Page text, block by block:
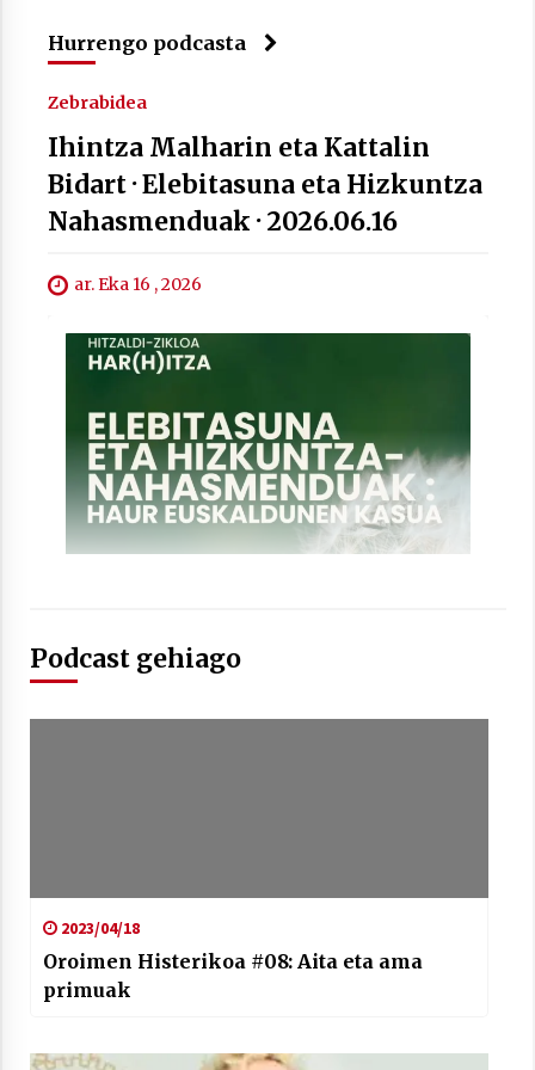
Hurrengo podcasta
Zebrabidea
Ihintza Malharin eta Kattalin
Bidart · Elebitasuna eta Hizkuntza
Nahasmenduak · 2026.06.16
ar. Eka 16 , 2026
Podcast gehiago
2023/04/18
Oroimen Histerikoa #08: Aita eta ama
primuak